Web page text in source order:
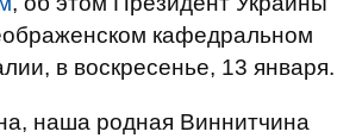
кафедральном
в воскресенье, 13 января.
наша родная Виннитчина